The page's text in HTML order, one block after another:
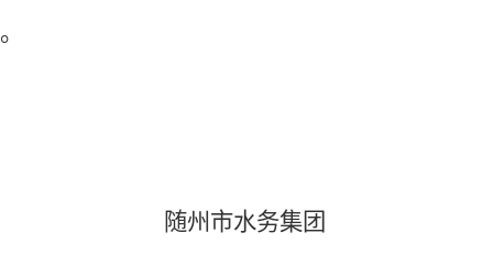
。
随州市水务集团